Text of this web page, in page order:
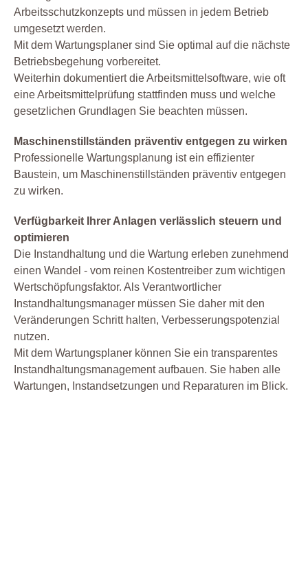
Arbeitsschutzkonzepts und müssen in jedem Betrieb
umgesetzt werden.
Mit dem Wartungsplaner sind Sie optimal auf die nächste
Betriebsbegehung vorbereitet.
Weiterhin dokumentiert die Arbeitsmittelsoftware, wie oft
eine Arbeitsmittelprüfung stattfinden muss und welche
gesetzlichen Grundlagen Sie beachten müssen.
Maschinenstillständen präventiv entgegen zu wirken
Professionelle Wartungsplanung ist ein effizienter
Baustein, um Maschinenstillständen präventiv entgegen
zu wirken.
Verfügbarkeit Ihrer Anlagen verlässlich steuern und
optimieren
Die Instandhaltung und die Wartung erleben zunehmend
einen Wandel - vom reinen Kostentreiber zum wichtigen
Wertschöpfungsfaktor. Als Verantwortlicher
Instandhaltungsmanager müssen Sie daher mit den
Veränderungen Schritt halten, Verbesserungspotenzial
nutzen.
Mit dem Wartungsplaner können Sie ein transparentes
Instandhaltungsmanagement aufbauen. Sie haben alle
Wartungen, Instandsetzungen und Reparaturen im Blick.